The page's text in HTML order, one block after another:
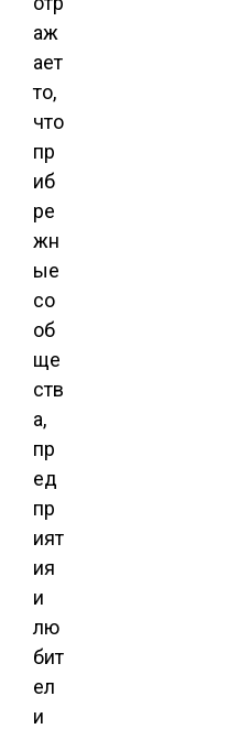
аж
ает
то,
что
пр
иб
ре
жн
ые
со
об
ще
ств
а,
пр
ед
пр
ият
ия
и
лю
бит
ел
и